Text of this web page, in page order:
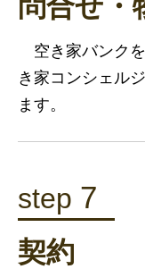
空き家バンク
き家コンシェル
ます。
step 7
契約